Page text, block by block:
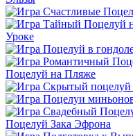
Уроке
Поцелуй на Пляже
Поцелуй Зака Эфрона